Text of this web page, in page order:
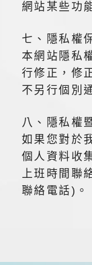
網站某些功
七、隱私權
本網站隱私
行修正，修
不另行個別
八、隱私權
如果您對於
個人資料收
上班時間聯
聯絡電話)。